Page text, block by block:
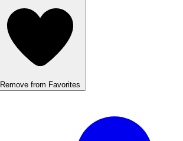
Remove from Favorites